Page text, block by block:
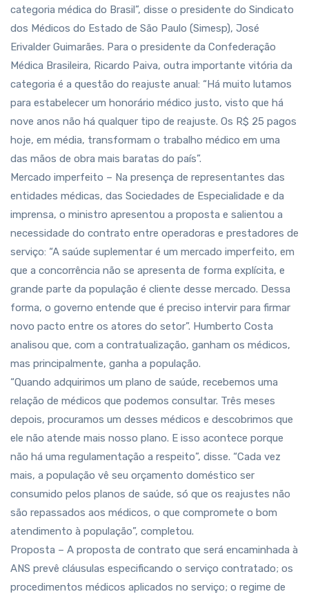
categoria médica do Brasil”, disse o presidente do Sindicato
dos Médicos do Estado de São Paulo (Simesp), José
Erivalder Guimarães. Para o presidente da Confederação
Médica Brasileira, Ricardo Paiva, outra importante vitória da
categoria é a questão do reajuste anual: “Há muito lutamos
para estabelecer um honorário médico justo, visto que há
nove anos não há qualquer tipo de reajuste. Os R$ 25 pagos
hoje, em média, transformam o trabalho médico em uma
das mãos de obra mais baratas do país”.
Mercado imperfeito – Na presença de representantes das
entidades médicas, das Sociedades de Especialidade e da
imprensa, o ministro apresentou a proposta e salientou a
necessidade do contrato entre operadoras e prestadores de
serviço: “A saúde suplementar é um mercado imperfeito, em
que a concorrência não se apresenta de forma explícita, e
grande parte da população é cliente desse mercado. Dessa
forma, o governo entende que é preciso intervir para firmar
novo pacto entre os atores do setor”. Humberto Costa
analisou que, com a contratualização, ganham os médicos,
mas principalmente, ganha a população.
“Quando adquirimos um plano de saúde, recebemos uma
relação de médicos que podemos consultar. Três meses
depois, procuramos um desses médicos e descobrimos que
ele não atende mais nosso plano. E isso acontece porque
não há uma regulamentação a respeito”, disse. “Cada vez
mais, a população vê seu orçamento doméstico ser
consumido pelos planos de saúde, só que os reajustes não
são repassados aos médicos, o que compromete o bom
atendimento à população”, completou.
Proposta – A proposta de contrato que será encaminhada à
ANS prevê cláusulas especificando o serviço contratado; os
procedimentos médicos aplicados no serviço; o regime de